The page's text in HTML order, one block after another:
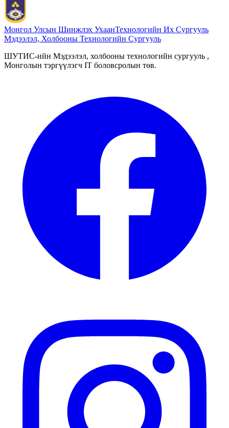
Монгол Улсын Шинжлэх УхаанТехнологийн Их Сургууль
Мэдээлэл, Холбооны Технологийн Сургууль
ШУТИС-ийн Мэдээлэл, холбооны технологийн сургууль ,
Монголын тэргүүлэгч IT боловсролын төв.